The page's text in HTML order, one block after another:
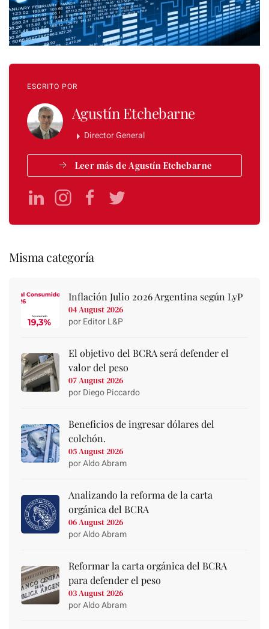
ESCRITO POR
Agustín Etchebarne
Director General
Leer más de Agustín Etchebarne
Misma categoría
Inflación Julio 2026 Argentina según LyP
04 August 2026
por Editor L&P
El objetivo del BCRA será defender el
valor del peso
07 August 2026
por Diego Piccardo
Beneficios de ingresar dólares del
colchón.
05 August 2026
por Aldo Abram
Analizando la reforma de la carta
orgánica del BCRA
06 August 2026
por Aldo Abram
Reformar la carta orgánica del BCRA
para defender el peso
03 August 2026
por Aldo Abram